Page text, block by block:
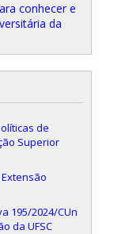
conhecer e
da
de
Superior
195/2024/CUn
da UFSC